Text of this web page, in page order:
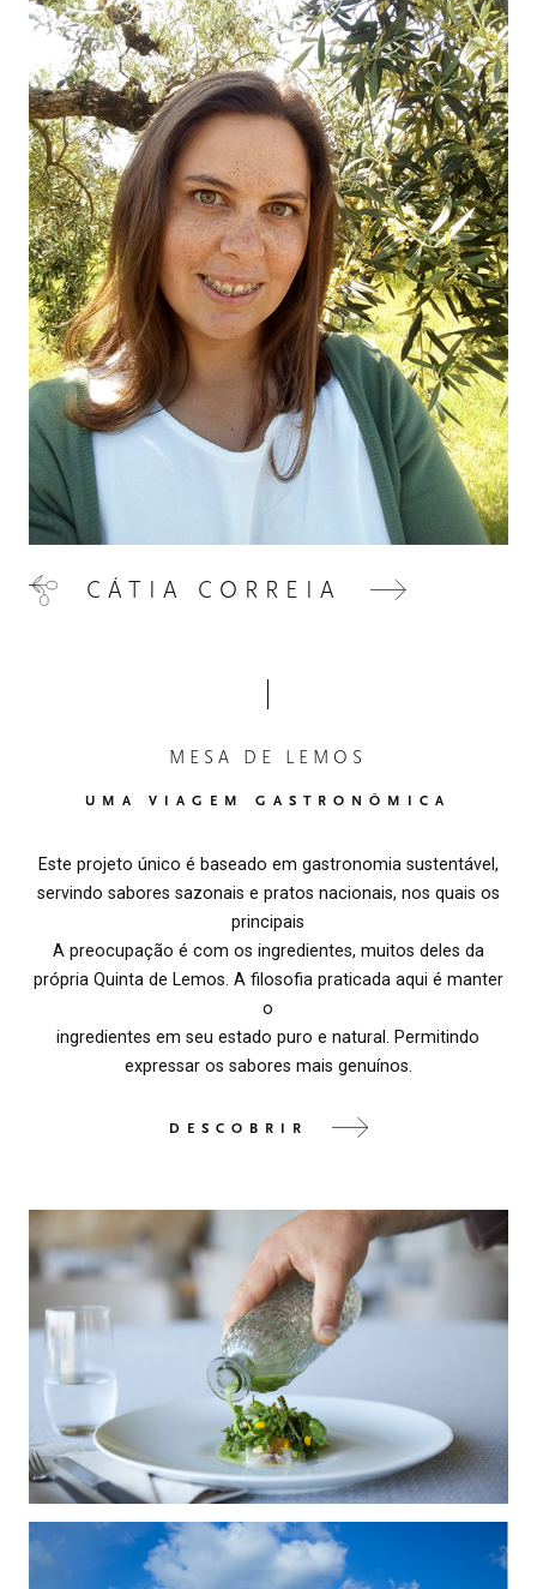
04 O NOSSO AZEITE
05 VISITE-NOS
06 CONTACTO
CÁTIA CORREIA
MESA DE LEMOS
UMA VIAGEM GASTRONÔMICA
Este projeto único é baseado em gastronomia sustentável,
servindo sabores sazonais e pratos nacionais, nos quais os
principais
A preocupação é com os ingredientes, muitos deles da
própria Quinta de Lemos. A filosofia praticada aqui é manter
o
ingredientes em seu estado puro e natural. Permitindo
expressar os sabores mais genuínos.
DESCOBRIR